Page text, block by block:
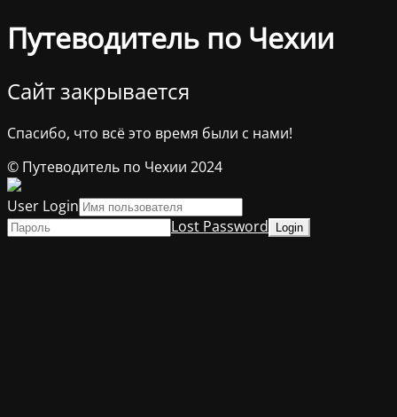
Путеводитель по Чехии
Сайт закрывается
Спасибо, что всё это время были с нами!
© Путеводитель по Чехии 2024
User Login
Lost Password